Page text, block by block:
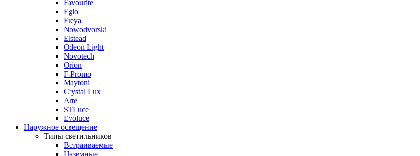
Favourite
Eglo
Freya
Nowodvorski
Elstead
Odeon Light
Novotech
Orion
F-Promo
Maytoni
Crystal Lux
Arte
STLuce
Evoluce
Наружное освещение
Типы светильников
Встраиваемые
Наземные